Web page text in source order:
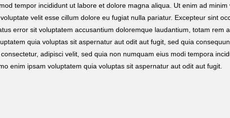
tempor incididunt ut labore et dolore magna aliqua. Ut enim ad
velit esse cillum dolore eu fugiat nulla pariatur. Excepteur sint
error sit voluptatem accusantium doloremque laudantium, totam rem
quia voluptas sit aspernatur aut odit aut fugit, sed quia
adipisci velit, sed quia non numquam eius modi tempora
enim ipsam voluptatem quia voluptas sit aspernatur aut odit aut fugit.